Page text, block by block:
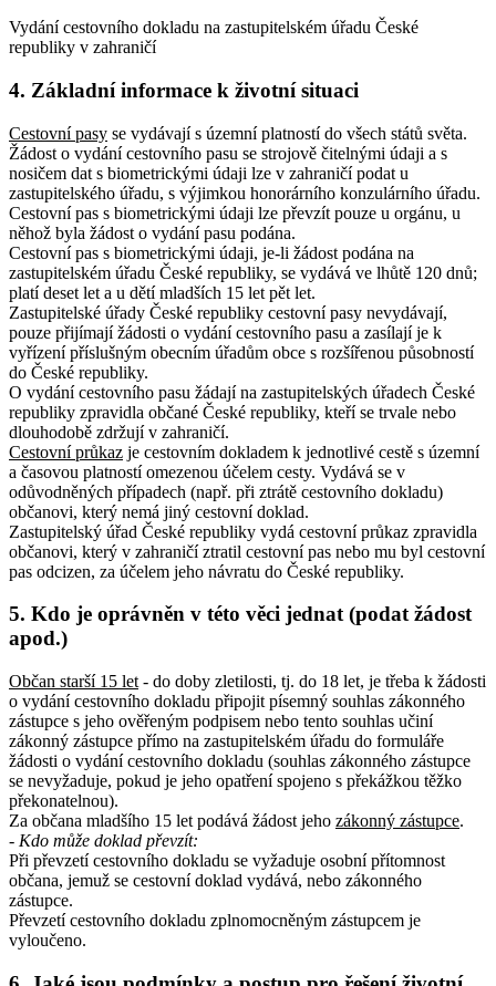
Vydání cestovního dokladu na zastupitelském úřadu České
republiky v zahraničí
4. Základní informace k životní situaci
Cestovní pasy se vydávají s územní platností do všech států světa.
Žádost o vydání cestovního pasu se strojově čitelnými údaji a s
nosičem dat s biometrickými údaji lze v zahraničí podat u
zastupitelského úřadu, s výjimkou honorárního konzulárního úřadu.
Cestovní pas s biometrickými údaji lze převzít pouze u orgánu, u
něhož byla žádost o vydání pasu podána.
Cestovní pas s biometrickými údaji, je-li žádost podána na
zastupitelském úřadu České republiky, se vydává ve lhůtě 120 dnů;
platí deset let a u dětí mladších 15 let pět let.
Zastupitelské úřady České republiky cestovní pasy nevydávají,
pouze přijímají žádosti o vydání cestovního pasu a zasílají je k
vyřízení příslušným obecním úřadům obce s rozšířenou působností
do České republiky.
O vydání cestovního pasu žádají na zastupitelských úřadech České
republiky zpravidla občané České republiky, kteří se trvale nebo
dlouhodobě zdržují v zahraničí.
Cestovní průkaz je cestovním dokladem k jednotlivé cestě s územní
a časovou platností omezenou účelem cesty. Vydává se v
odůvodněných případech (např. při ztrátě cestovního dokladu)
občanovi, který nemá jiný cestovní doklad.
Zastupitelský úřad České republiky vydá cestovní průkaz zpravidla
občanovi, který v zahraničí ztratil cestovní pas nebo mu byl cestovní
pas odcizen, za účelem jeho návratu do České republiky.
5. Kdo je oprávněn v této věci jednat (podat žádost
apod.)
Občan starší 15 let - do doby zletilosti, tj. do 18 let, je třeba k žádosti
o vydání cestovního dokladu připojit písemný souhlas zákonného
zástupce s jeho ověřeným podpisem nebo tento souhlas učiní
zákonný zástupce přímo na zastupitelském úřadu do formuláře
žádosti o vydání cestovního dokladu (souhlas zákonného zástupce
se nevyžaduje, pokud je jeho opatření spojeno s překážkou těžko
překonatelnou).
Za občana mladšího 15 let podává žádost jeho zákonný zástupce.
- Kdo může doklad převzít:
Při převzetí cestovního dokladu se vyžaduje osobní přítomnost
občana, jemuž se cestovní doklad vydává, nebo zákonného
zástupce.
Převzetí cestovního dokladu zplnomocněným zástupcem je
vyloučeno.